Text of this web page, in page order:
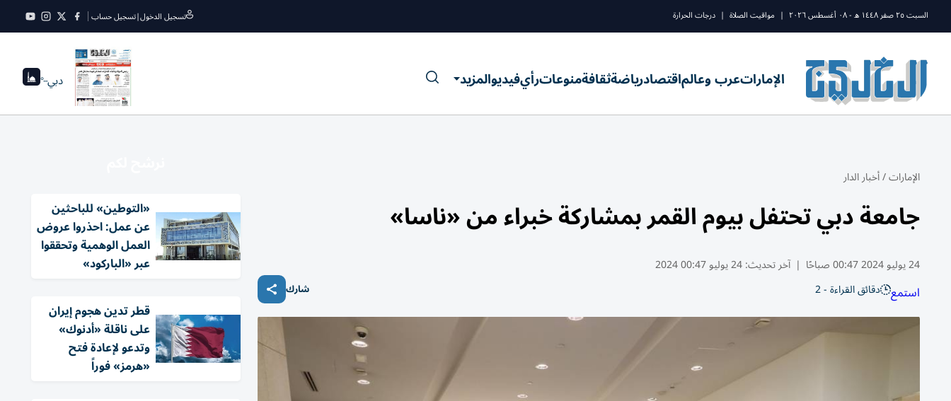
السبت ٢٥ صفر ١٤٤٨ ه - ٠٨ أغسطس ٢٠٢٦ | مواقيت الصلاة | درجات الحرارة تسجيل الدخول|تسجيل حساب
الإماراتعرب وعالماقتصادرياضةثقافةمنوعاترأيفيديوالمزيد دبي--°
الإمارات/أخبار الدار
جامعة دبي تحتفل بيوم القمر بمشاركة خبراء من «ناسا»
24 يوليو 2024 00:47 صباحًا | آخر تحديث:24 يوليو 00:47 2024
استمع دقائق القراءة - 2 شارك
«التوطين» للباحثين
عن عمل: احذروا عروض
العمل الوهمية وتحققوا
عبر «الباركود»
قطر تدين هجوم إيران
على ناقلة «أدنوك»
وتدعو لإعادة فتح
«هرمز» فوراً